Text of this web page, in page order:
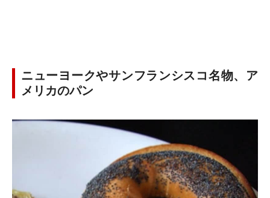
ニューヨークやサンフランシスコ名物、ア
メリカのパン